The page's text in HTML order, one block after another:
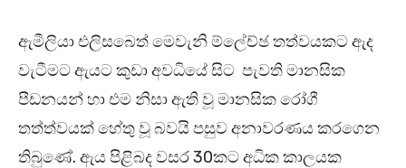
ඇමීලියා එලිසබෙත් මෙවැනි ම්ලේච්ඡ තත්වයකට ඇද
වැටීමට ඇයට කුඩා අවධියේ සිට පැවති මානසික
පීඩනයන් හා එම නිසා ඇති වූ මානසික රෝගී
තත්ත්වයක් හේතු වූ බවයි පසුව අනාවරණය කරගෙන
තිබුණේ. ඇය පිළිබද වසර 30කට අධික කාලයක